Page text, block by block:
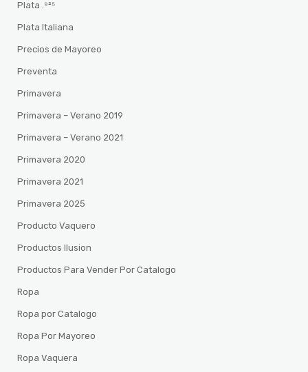
Plata .⁹²⁵
Plata Italiana
Precios de Mayoreo
Preventa
Primavera
Primavera – Verano 2019
Primavera – Verano 2021
Primavera 2020
Primavera 2021
Primavera 2025
Producto Vaquero
Productos Ilusion
Productos Para Vender Por Catalogo
Ropa
Ropa por Catalogo
Ropa Por Mayoreo
Ropa Vaquera